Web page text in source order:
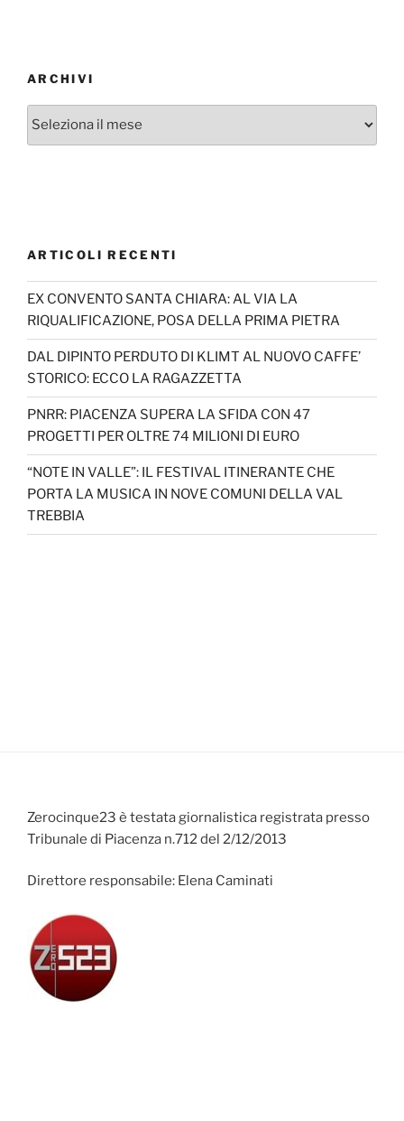
ARCHIVI
Archivi
ARTICOLI RECENTI
EX CONVENTO SANTA CHIARA: AL VIA LA
RIQUALIFICAZIONE, POSA DELLA PRIMA PIETRA
DAL DIPINTO PERDUTO DI KLIMT AL NUOVO CAFFE’
STORICO: ECCO LA RAGAZZETTA
PNRR: PIACENZA SUPERA LA SFIDA CON 47
PROGETTI PER OLTRE 74 MILIONI DI EURO
“NOTE IN VALLE”: IL FESTIVAL ITINERANTE CHE
PORTA LA MUSICA IN NOVE COMUNI DELLA VAL
TREBBIA
Zerocinque23 è testata giornalistica registrata presso
Tribunale di Piacenza n.712 del 2/12/2013
Direttore responsabile: Elena Caminati